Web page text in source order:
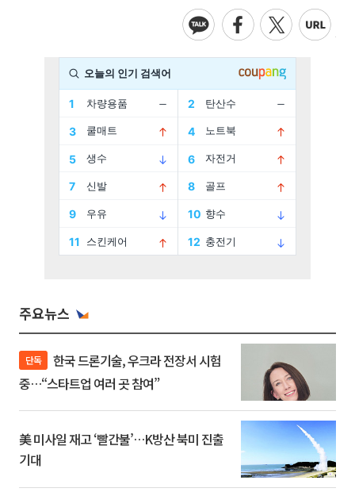
주요뉴스
단독
중…“스타트업 여러 곳 참여”
美 미사일 재고 ‘빨간불’…K방산 북미 진출
기대